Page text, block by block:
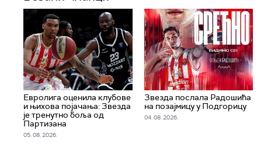
Евролига оценила клубове
и њихова појачања: Звезда
је тренутно боља од
Партизана
05. 08. 2026.
Звезда послала Радошића
на позајмицу у Подгорицу
04. 08. 2026.